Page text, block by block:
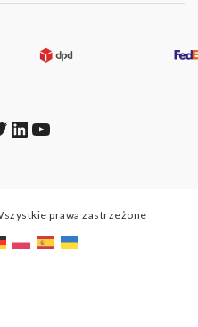
LinkedIn
YouTube
prawa zastrzeżone